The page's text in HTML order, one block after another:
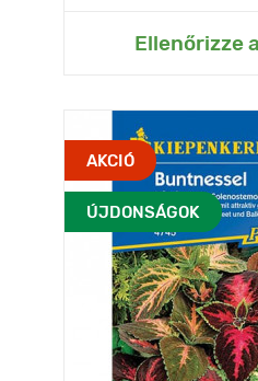
Ellenőrizze
AKCIÓ
ÚJDONSÁGOK